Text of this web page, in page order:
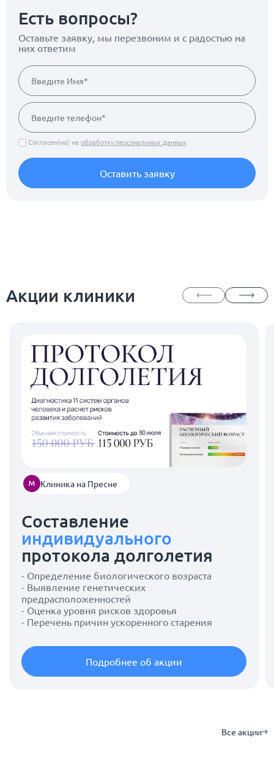
Есть вопросы?
Оставьте заявку, мы перезвоним и с радостью на
них ответим
Согласен(на) на обработку персональных данных
Оставить заявку
Акции клиники
Клиника на Пресне
Составление
индивидуального
протокола долголетия
- Определение биологического возраста
- Выявление генетических
предрасположенностей
- Оценка уровня рисков здоровья
- Перечень причин ускоренного старения
Подробнее об акции
Все акции